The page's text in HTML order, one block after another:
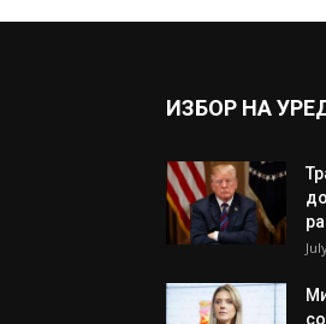
ИЗБОР НА